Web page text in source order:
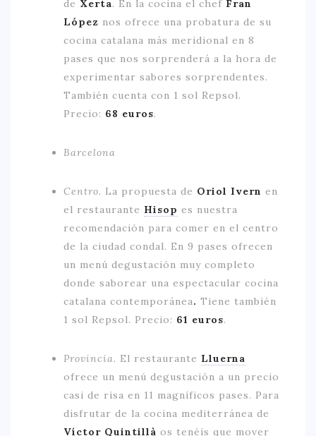
de Xerta. En la cocina el chef Fran
López nos ofrece una probatura de su
cocina catalana más meridional en 8
pases que nos sorprenderá a la hora de
experimentar sabores sorprendentes.
También cuenta con 1 sol Repsol.
Precio: 68 euros.
Barcelona
Centro. La propuesta de Oriol Ivern en
el restaurante Hisop es nuestra
recomendación para comer en el centro
de la ciudad condal. En 9 pases ofrecen
un menú degustación muy completo
donde saborear una espectacular cocina
catalana contemporánea. Tiene también
1 sol Repsol. Precio: 61 euros.
Provincia. El restaurante Lluerna
ofrece un menú degustación a un precio
casi de risa en 11 magníficos pases. Para
disfrutar de la cocina mediterránea de
Víctor Quintillà os tenéis que mover